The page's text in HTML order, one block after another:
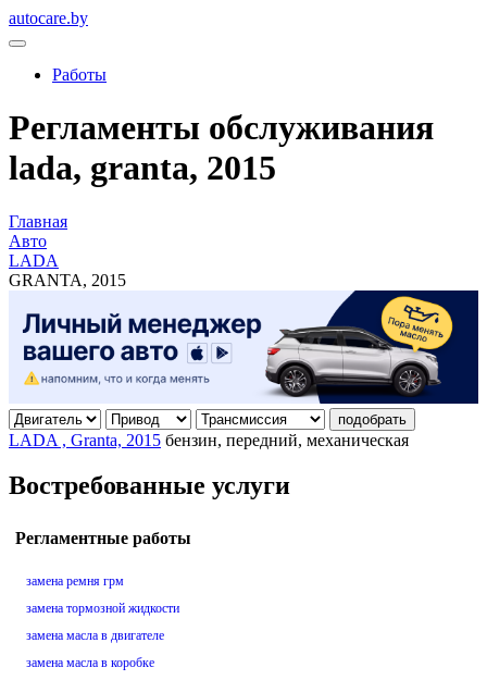
autocare.by
Работы
Регламенты обслуживания
lada, granta, 2015
Главная
Авто
LADA
GRANTA, 2015
подобрать
LADA , Granta, 2015 бензин, передний, механическая
Востребованные услуги
Регламентные работы
замена ремня грм
замена тормозной жидкости
замена масла в двигателе
замена масла в коробке